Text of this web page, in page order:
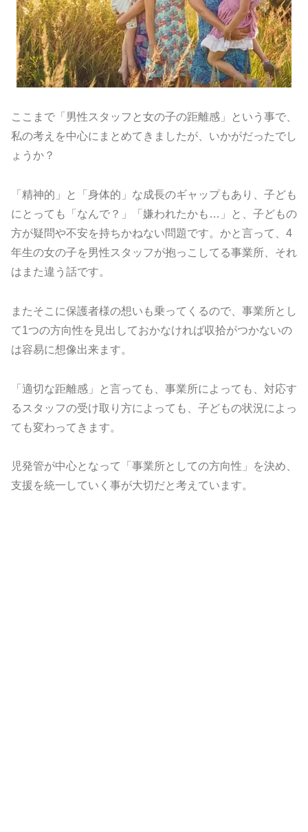
ここまで「男性スタッフと女の子の距離感」という事で、
私の考えを中心にまとめてきましたが、いかがだったでし
ょうか？
「精神的」と「身体的」な成長のギャップもあり、子ども
にとっても「なんで？」「嫌われたかも…」と、子どもの
方が疑問や不安を持ちかねない問題です。かと言って、4
年生の女の子を男性スタッフが抱っこしてる事業所、それ
はまた違う話です。
またそこに保護者様の想いも乗ってくるので、事業所とし
て1つの方向性を見出しておかなければ収拾がつかないの
は容易に想像出来ます。
「適切な距離感」と言っても、事業所によっても、対応す
るスタッフの受け取り方によっても、子どもの状況によっ
ても変わってきます。
児発管が中心となって「事業所としての方向性」を決め、
支援を統一していく事が大切だと考えています。